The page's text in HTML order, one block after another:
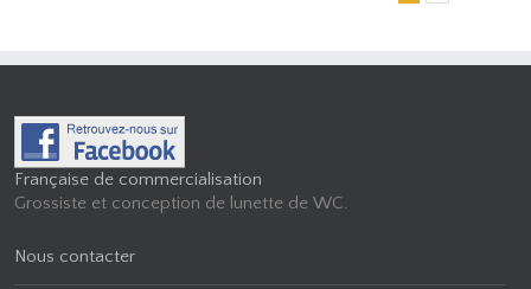
Française de commercialisation
Grossiste et conception de lunette de WC.
Nous contacter